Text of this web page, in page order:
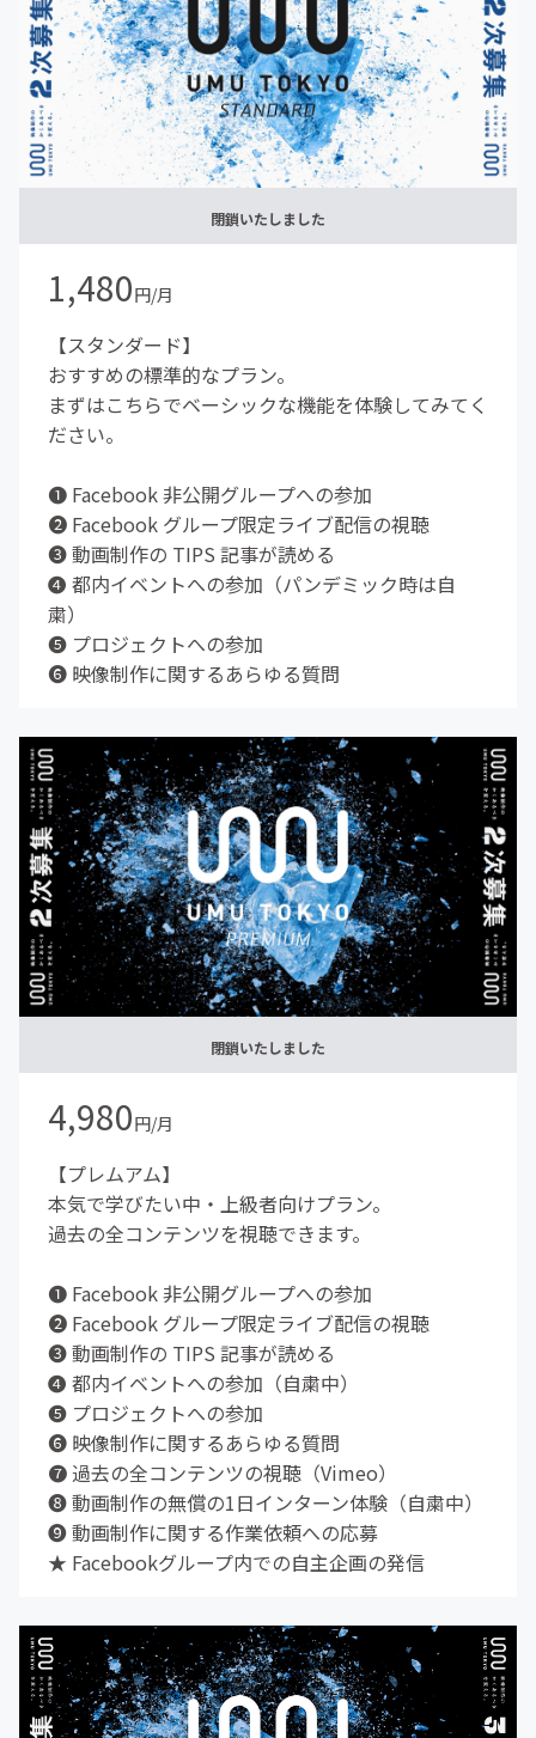
閉鎖いたしました
1,480円/月
【スタンダード】
おすすめの標準的なプラン。
まずはこちらでベーシックな機能を体験してみてく
ださい。
❶ Facebook 非公開グループへの参加
❷ Facebook グループ限定ライブ配信の視聴
❸ 動画制作の TIPS 記事が読める
❹ 都内イベントへの参加（パンデミック時は自
粛）
❺ プロジェクトへの参加
❻ 映像制作に関するあらゆる質問
閉鎖いたしました
4,980円/月
【プレムアム】
本気で学びたい中・上級者向けプラン。
過去の全コンテンツを視聴できます。
❶ Facebook 非公開グループへの参加
❷ Facebook グループ限定ライブ配信の視聴
❸ 動画制作の TIPS 記事が読める
❹ 都内イベントへの参加（自粛中）
❺ プロジェクトへの参加
❻ 映像制作に関するあらゆる質問
❼ 過去の全コンテンツの視聴（Vimeo）
❽ 動画制作の無償の1日インターン体験（自粛中）
❾ 動画制作に関する作業依頼への応募
★ Facebookグループ内での自主企画の発信